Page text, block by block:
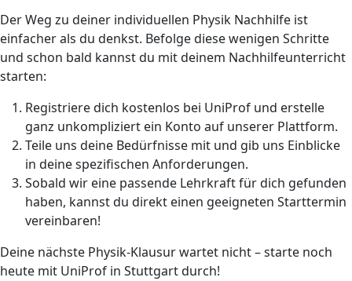
Der Weg zu deiner individuellen Physik Nachhilfe ist
einfacher als du denkst. Befolge diese wenigen Schritte
und schon bald kannst du mit deinem Nachhilfeunterricht
starten:
Registriere dich kostenlos bei UniProf und erstelle
ganz unkompliziert ein Konto auf unserer Plattform.
Teile uns deine Bedürfnisse mit und gib uns Einblicke
in deine spezifischen Anforderungen.
Sobald wir eine passende Lehrkraft für dich gefunden
haben, kannst du direkt einen geeigneten Starttermin
vereinbaren!
Deine nächste Physik-Klausur wartet nicht – starte noch
heute mit UniProf in Stuttgart durch!